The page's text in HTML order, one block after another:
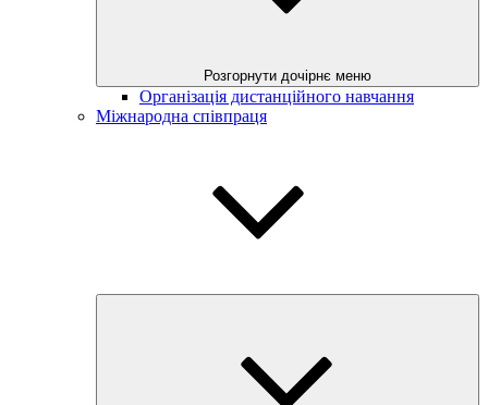
Розгорнути дочірнє меню
Організація дистанційного навчання
Міжнародна співпраця